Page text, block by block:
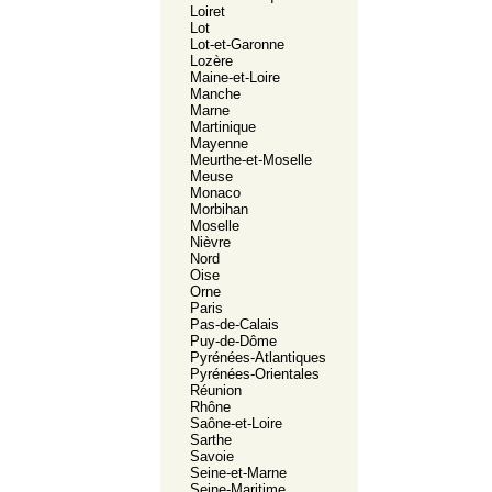
Loiret
Lot
Lot-et-Garonne
Lozère
Maine-et-Loire
Manche
Marne
Martinique
Mayenne
Meurthe-et-Moselle
Meuse
Monaco
Morbihan
Moselle
Nièvre
Nord
Oise
Orne
Paris
Pas-de-Calais
Puy-de-Dôme
Pyrénées-Atlantiques
Pyrénées-Orientales
Réunion
Rhône
Saône-et-Loire
Sarthe
Savoie
Seine-et-Marne